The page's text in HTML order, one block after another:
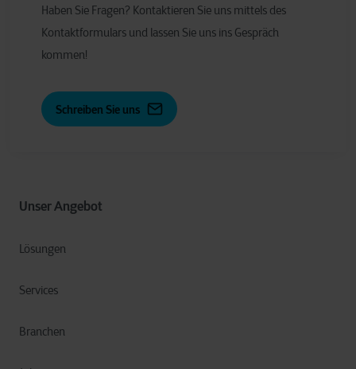
Unser Angebot
Lösungen
Services
Branchen
Haben Sie Fragen? Kontaktieren Sie uns mittels des
Kontaktformulars und lassen Sie uns ins Gespräch
kommen!
Schreiben Sie uns